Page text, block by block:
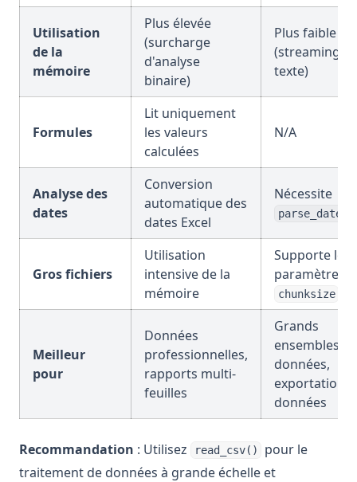
Utilisation
de la
mémoire
Plus élevée
(surcharge
d'analyse
binaire)
Plus faible
(streaming
texte)
Formules
Lit uniquement
les valeurs
calculées
N/A
Analyse des
dates
Conversion
automatique des
dates Excel
Nécessite
parse_dates
Gros fichiers
Utilisation
intensive de la
mémoire
Supporte le
paramètre
chunksize
Meilleur
pour
Données
professionnelles,
rapports multi-
feuilles
Grands
ensembles de
données,
exportations
données
Recommandation : Utilisez read_csv()
pour le
traitement de données à grande échelle et